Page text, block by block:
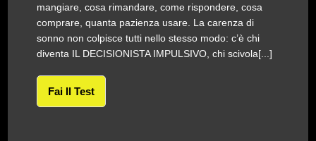
mangiare, cosa rimandare, come rispondere, cosa
comprare, quanta pazienza usare. La carenza di
sonno non colpisce tutti nello stesso modo: c’è chi
diventa IL DECISIONISTA IMPULSIVO, chi scivola[...]
Fai Il Test